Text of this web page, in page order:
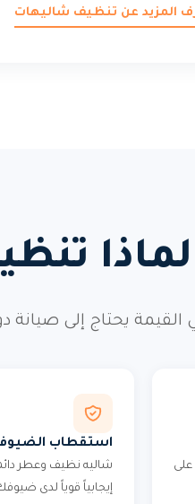
المزيد عن تنظيف شاليهات
لماذا
القيمة يحتاج إلى
على
استقطاب الضيوف
شاليه نظيف وعطر
إيجابياً قوياً لدى